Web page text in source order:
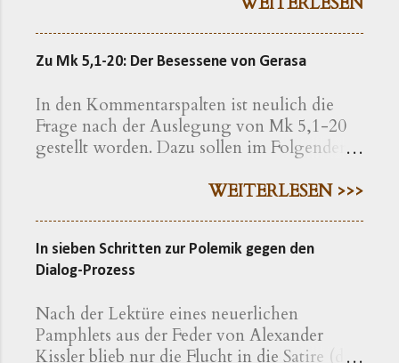
erkennen. Die »Ökumenische
evangelischer Professoren und
Hochschullehrer der Theologie
zum bayerischen Kreuzerlass am
präzisiert als eine Erklärung von
»aus Bayern stammenden oder
in Bayern lehrenden
christlichen Theologen« – so
werden die Erstunterzeichner
vorgestellt. Dass Bayern noch
auf eine Weise der Tradition
verbunden ist, wie es andere
Zu Mk 5,1-20: Der Besessene von Gerasa
In den Kommentarspalten ist neulich die
Frage nach der Auslegung von Mk 5,1-20
gestellt worden. Dazu sollen im Folgenden
werden. Der Text findet sich in der
Elberfelder Bibel hier Eine erweiterte
Geschichte Auf den ersten Blick macht die
Eindruck: Sie bietet eine Einleitung, in der
die Situation geschildert und die Krankheit
WEITERLESEN >>>
In sieben Schritten zur Polemik gegen den
Dialog-Prozess
Nach der Lektüre eines neuerlichen
Pamphlets aus der Feder von Alexander
Kissler blieb nur die Flucht in die Satire (die